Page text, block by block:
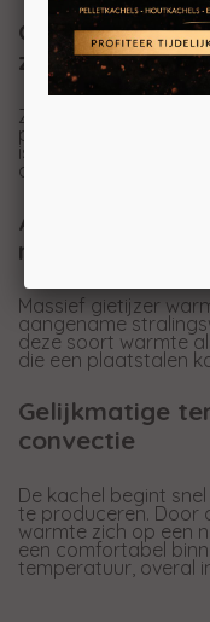
Geniet van
zandsteen
Zandsteen heeft de
periode op te slaan.
is gedoofd, blijven de
accumulatiewarmte
Aangename
massief gietijzer
Massief gietijzer
aangename
deze soort warmte
die een plaatstalen
Gelijkmatige
convectie
De kachel begint
te produceren. Door
warmte zich op een
een comfortabel
temperatuur, overal